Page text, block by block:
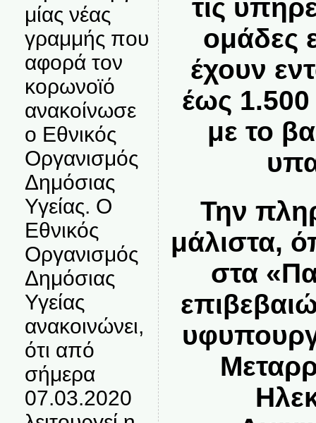
μίας νέας
γραμμής που
αφορά τον
κορωνοϊό
ανακοίνωσε
ο Εθνικός
Οργανισμός
Δημόσιας
Υγείας. Ο
Εθνικός
Οργανισμός
Δημόσιας
Υγείας
ανακοινώνει,
ότι από
σήμερα
07.03.2020
τις
ομάδες
έχουν
έως
με το
Την
μάλιστα,
στα